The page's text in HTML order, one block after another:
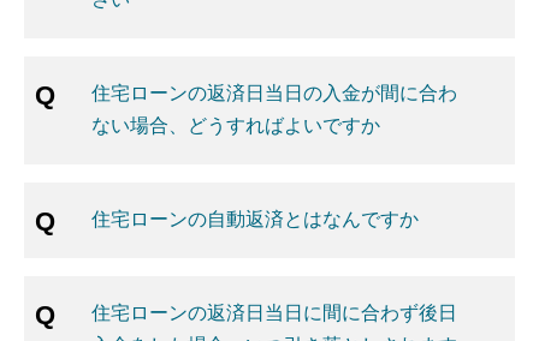
住宅ローンの返済日当日の入金が間に合わ
ない場合、どうすればよいですか
住宅ローンの自動返済とはなんですか
住宅ローンの返済日当日に間に合わず後日